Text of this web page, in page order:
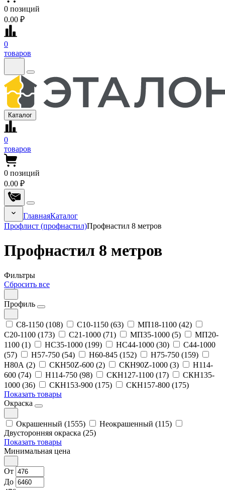
0 позиций
0.00 ₽
0
товаров
Каталог
0
товаров
0 позиций
0.00 ₽
ГлавнаяКаталог
Профлист (профнастил)Профнастил 8 метров
Профнастил 8 метров
Фильтры
Сбросить все
Профиль
С8-1150 (108) С10-1150 (63)
МП18-1100 (42)
С20-1100 (173)
С21-1000 (71) МП35-1000 (5)
МП20-
1100 (1)
НС35-1000 (199) НС44-1000 (30)
С44-1000
(57)
Н57-750 (54) Н60-845 (152)
Н75-750 (159)
Н80А (2)
СКН50Z-600 (2) СКН90Z-1000 (3)
Н114-
600 (74)
Н114-750 (98) СКН127-1100 (17)
СКН135-
1000 (36)
СКН153-900 (175)
СКН157-800 (175)
Показать товары
Окраска
Окрашенный (1555)
Неокрашенный (115)
Двусторонняя окраска (25)
Показать товары
Минимальная цена
От
До